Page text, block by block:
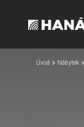
Úvod Nábytek